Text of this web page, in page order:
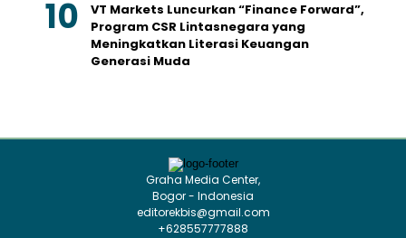
VT Markets Luncurkan “Finance Forward”,
Program CSR Lintasnegara yang
Meningkatkan Literasi Keuangan
Generasi Muda
Graha Media Center,
Bogor - Indonesia
editorekbis@gmail.com
+628557777888